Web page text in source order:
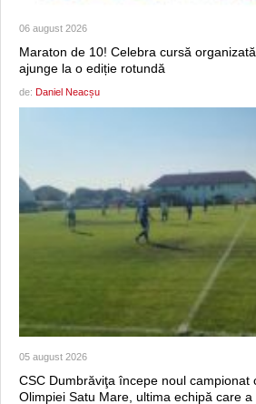
06 august 2026
Maraton de 10! Celebra cursă
ajunge la o ediție rotundă
de: Daniel Neacșu
05 august 2026
CSC Dumbrăviţa începe noul campionat
Olimpiei Satu Mare, ultima echipă care